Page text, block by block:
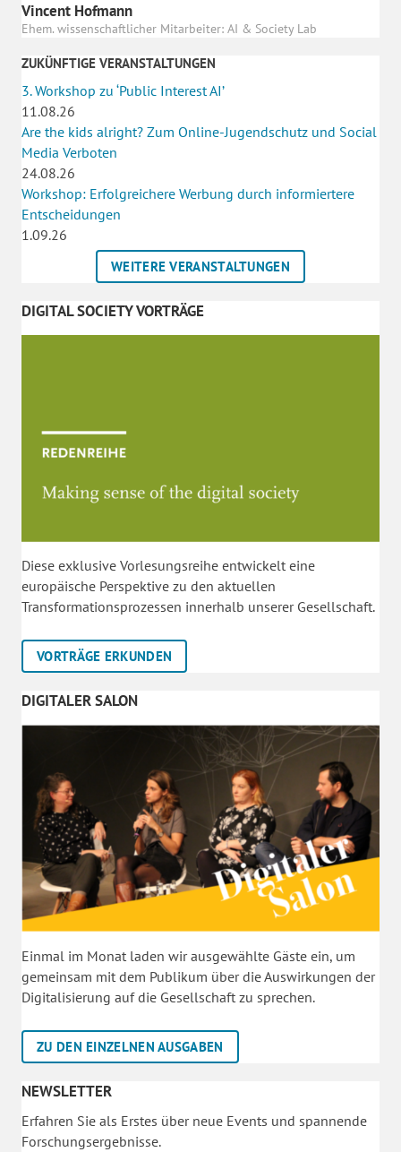
Vincent Hofmann
Ehem. wissenschaftlicher Mitarbeiter: AI & Society Lab
ZUKÜNFTIGE VERANSTALTUNGEN
3. Workshop zu ‘Public Interest AI’
11.08.26
Are the kids alright? Zum Online-Jugendschutz und Social
Media Verboten
24.08.26
Workshop: Erfolgreichere Werbung durch informiertere
Entscheidungen
1.09.26
WEITERE VERANSTALTUNGEN
DIGITAL SOCIETY VORTRÄGE
Diese exklusive Vorlesungsreihe entwickelt eine
europäische Perspektive zu den aktuellen
Transformationsprozessen innerhalb unserer Gesellschaft.
VORTRÄGE ERKUNDEN
DIGITALER SALON
Einmal im Monat laden wir ausgewählte Gäste ein, um
gemeinsam mit dem Publikum über die Auswirkungen der
Digitalisierung auf die Gesellschaft zu sprechen.
ZU DEN EINZELNEN AUSGABEN
NEWSLETTER
Erfahren Sie als Erstes über neue Events und spannende
Forschungsergebnisse.